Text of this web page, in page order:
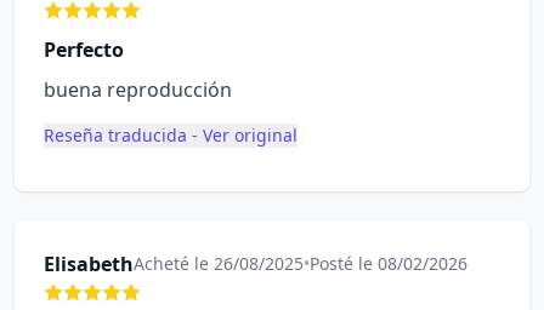
Perfecto
buena reproducción
Reseña traducida - Ver original
ElisabethAcheté le 26/08/2025•Posté le 08/02/2026